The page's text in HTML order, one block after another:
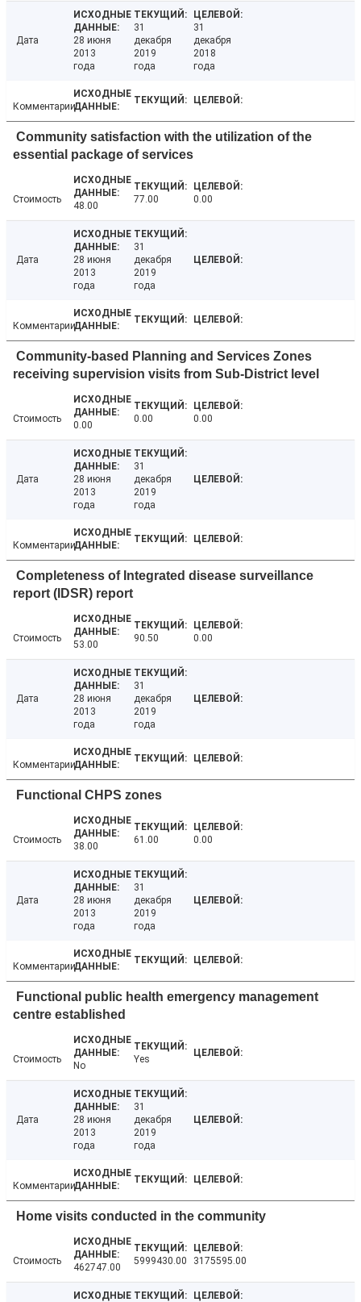
Дата
28 июня
2013
года
31
декабря
2019
года
31
декабря
2018
года
Комментарии
Community satisfaction with the utilization of the
essential package of services
Стоимость
48.00
77.00 0.00
Дата
28 июня
2013
года
31
декабря
2019
года
Комментарии
Community-based Planning and Services Zones
receiving supervision visits from Sub-District level
Стоимость
0.00
0.00 0.00
Дата
28 июня
2013
года
31
декабря
2019
года
Комментарии
Completeness of Integrated disease surveillance
report (IDSR) report
Стоимость
53.00
90.50 0.00
Дата
28 июня
2013
года
31
декабря
2019
года
Комментарии
Functional CHPS zones
Стоимость
38.00
61.00 0.00
Дата
28 июня
2013
года
31
декабря
2019
года
Комментарии
Functional public health emergency management
centre established
Стоимость
No
Yes
Дата
28 июня
2013
года
31
декабря
2019
года
Комментарии
Home visits conducted in the community
Стоимость
462747.00
5999430.00 3175595.00